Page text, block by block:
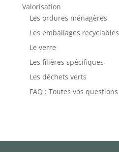
Valorisation
Les ordures ménagères
Les emballages recyclables
Le verre
Les filières spécifiques
Les déchets verts
FAQ : Toutes vos questions